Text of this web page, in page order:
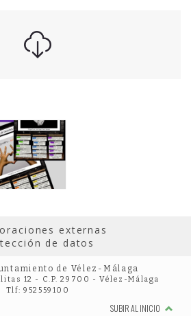
externas
de datos
de Vélez-Málaga
12 - C.P. 29700 - Vélez-Málaga
Tlf: 952559100
SUBIR AL INICIO